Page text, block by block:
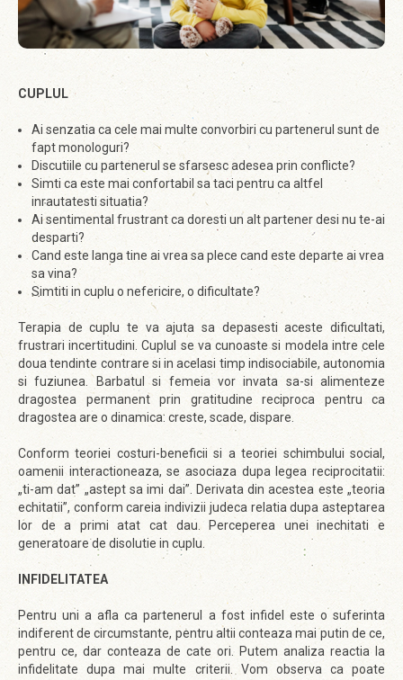
CUPLUL
Ai senzatia ca cele mai multe convorbiri cu partenerul sunt de
fapt monologuri?
Discutiile cu partenerul se sfarsesc adesea prin conflicte?
Simti ca este mai confortabil sa taci pentru ca altfel
inrautatesti situatia?
Ai sentimental frustrant ca doresti un alt partener desi nu te-ai
desparti?
Cand este langa tine ai vrea sa plece cand este departe ai vrea
sa vina?
Simtiti in cuplu o nefericire, o dificultate?
Terapia de cuplu te va ajuta sa depasesti aceste dificultati,
frustrari incertitudini. Cuplul se va cunoaste si modela intre cele
doua tendinte contrare si in acelasi timp indisociabile, autonomia
si fuziunea. Barbatul si femeia vor invata sa-si alimenteze
dragostea permanent prin gratitudine reciproca pentru ca
dragostea are o dinamica: creste, scade, dispare.
Conform teoriei costuri-beneficii si a teoriei schimbului social,
oamenii interactioneaza, se asociaza dupa legea reciprocitatii:
„ti-am dat” „astept sa imi dai”. Derivata din acestea este „teoria
echitatii”, conform careia indivizii judeca relatia dupa asteptarea
lor de a primi atat cat dau. Perceperea unei inechitati e
generatoare de disolutie in cuplu.
INFIDELITATEA
Pentru uni a afla ca partenerul a fost infidel este o suferinta
indiferent de circumstante, pentru altii conteaza mai putin de ce,
pentru ce, dar conteaza de cate ori. Putem analiza reactia la
infidelitate dupa mai multe criterii. Vom observa ca poate